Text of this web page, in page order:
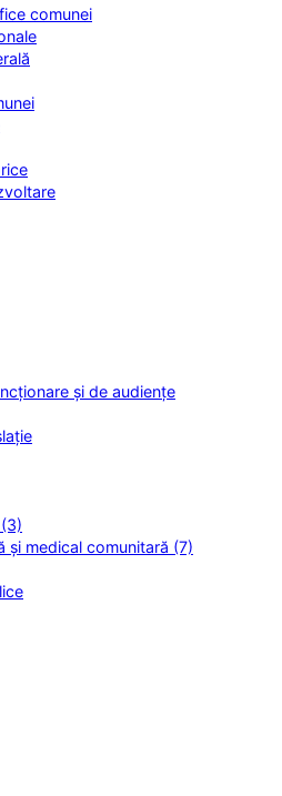
comunei
și de audiențe
și medical comunitară (7)